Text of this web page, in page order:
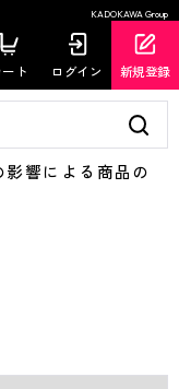
KADOKAWA Group
ート ログイン 新規登録
響による商品の